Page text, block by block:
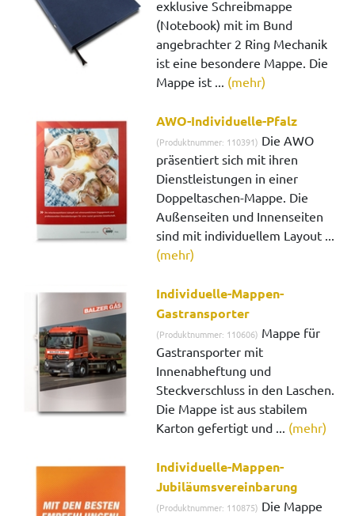
exklusive Schreibmappe
(Notebook) mit im Bund
angebrachter 2 Ring Mechanik
ist eine besondere Mappe. Die
Mappe ist ... (mehr)
AWO-Individuelle-Pfalz
(Produktnummer: 110391) Die AWO
präsentiert sich mit ihren
Dienstleistungen in einer
Doppeltaschen-Mappe. Die
Außenseiten und Innenseiten
sind mit individuellem Layout ...
(mehr)
Individuelle-Mappen-
Gastransporter
(Produktnummer: 110606) Mappe für
Gastransporter mit
Innenabheftung und
Steckverschluss in den Laschen.
Die Mappe ist aus stabilem
Karton gefertigt und ... (mehr)
Individuelle-Mappen-
Jubiläumsvereinbarung
(Produktnummer: 110875) Die Mappe